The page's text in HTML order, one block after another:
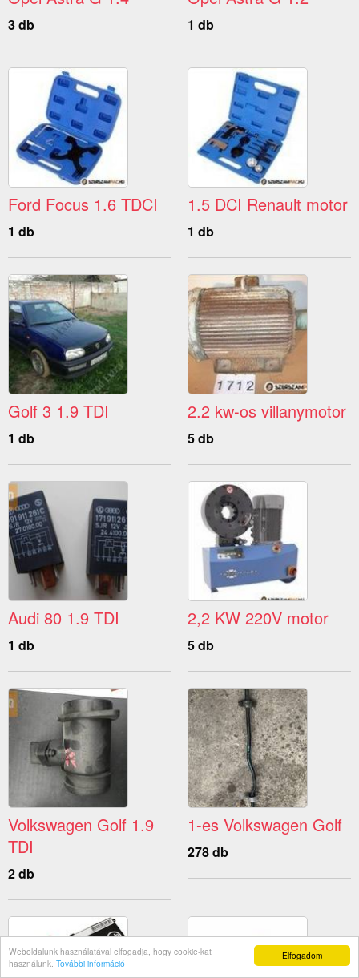
Elfogadom
Weboldalunk használatával elfogadja, hogy cookie-kat
használunk. További információ
3 db 1 db
Ford Focus 1.6 TDCI
1 db
1.5 DCI Renault motor
1 db
Golf 3 1.9 TDI
1 db
2.2 kw-os villanymotor
5 db
Audi 80 1.9 TDI
1 db
2,2 KW 220V motor
5 db
Volkswagen Golf 1.9
TDI
2 db
1-es Volkswagen Golf
278 db